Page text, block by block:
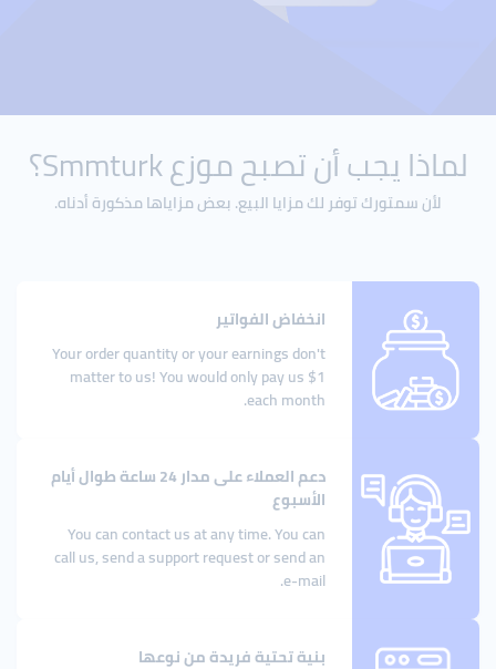
لماذا يجب أن تصبح موزع Smmturk؟
لأن سمتورك توفر لك مزايا البيع. بعض مزاياها مذكورة أدناه.
انخفاض الفواتير
Your order quantity or your earnings don't
matter to us! You would only pay us $1
each month.
دعم العملاء على مدار 24 ساعة طوال أيام
الأسبوع
You can contact us at any time. You can
call us, send a support request or send an
e-mail.
بنية تحتية فريدة من نوعها